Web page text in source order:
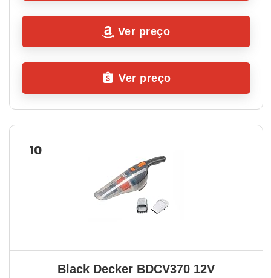
Ver preço
Ver preço
10
Black Decker BDCV370 12V